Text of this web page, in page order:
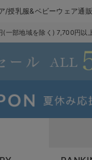
/授乳服&ベビーウェア通
(一部地域を除く) 7,700円以